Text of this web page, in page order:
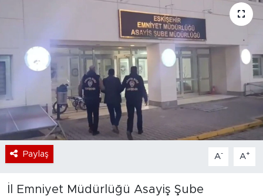
Paylaş A- A+
İl Emniyet Müdürlüğü Asayiş Şube
Teknoloji
Magazin
Dünya
Sektör